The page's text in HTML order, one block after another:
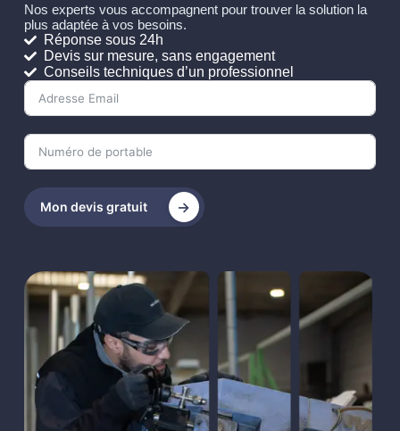
Nos experts vous accompagnent pour trouver la solution la
plus adaptée à vos besoins.
Réponse sous 24h
Devis sur mesure, sans engagement
Conseils techniques d’un professionnel
Mon devis gratuit